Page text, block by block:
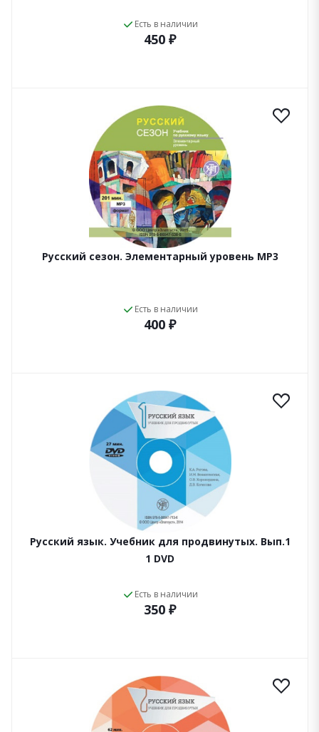
Есть в наличии
450 ₽
Русский сезон. Элементарный уровень MP3
Есть в наличии
400 ₽
Русский язык. Учебник для продвинутых. Вып.1
1 DVD
Есть в наличии
350 ₽